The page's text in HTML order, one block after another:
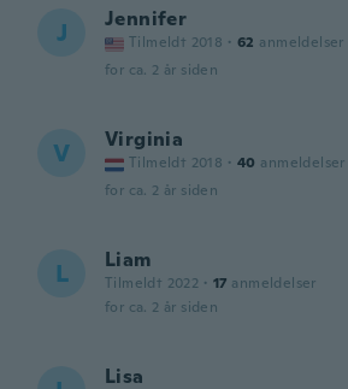
J Jennifer
Tilmeldt 2018 · 62 anmeldelser
for ca. 2 år siden
V Virginia
Tilmeldt 2018 · 40 anmeldelser
for ca. 2 år siden
L Liam
Tilmeldt 2022 · 17 anmeldelser
for ca. 2 år siden
Lisa